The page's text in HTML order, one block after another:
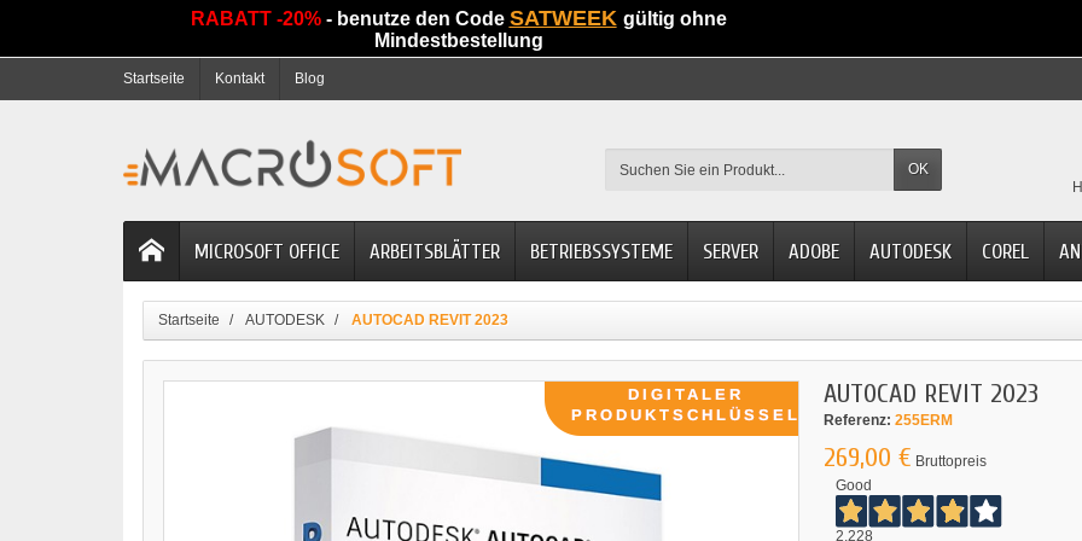
RABATT -20% - benutze den Code SATWEEK gültig ohne
Mindestbestellung
Startseite Kontakt Blog
OK
MICROSOFT OFFICE ARBEITSBLÄTTER BETRIEBSSYSTEME SERVER ADOBE AUTODESK COREL
Startseite AUTODESK AUTOCAD REVIT 2023
AUTOCAD REVIT 2023
Referenz: 255ERM
269,00 € Bruttopreis
Good
2.228